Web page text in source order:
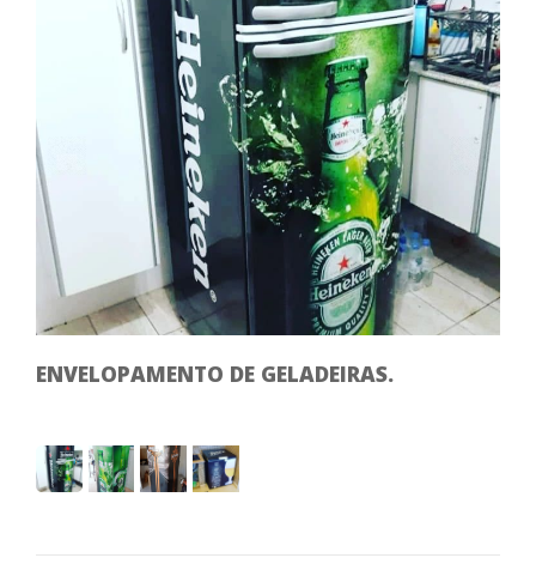
ENVELOPAMENTO DE GELADEIRAS.